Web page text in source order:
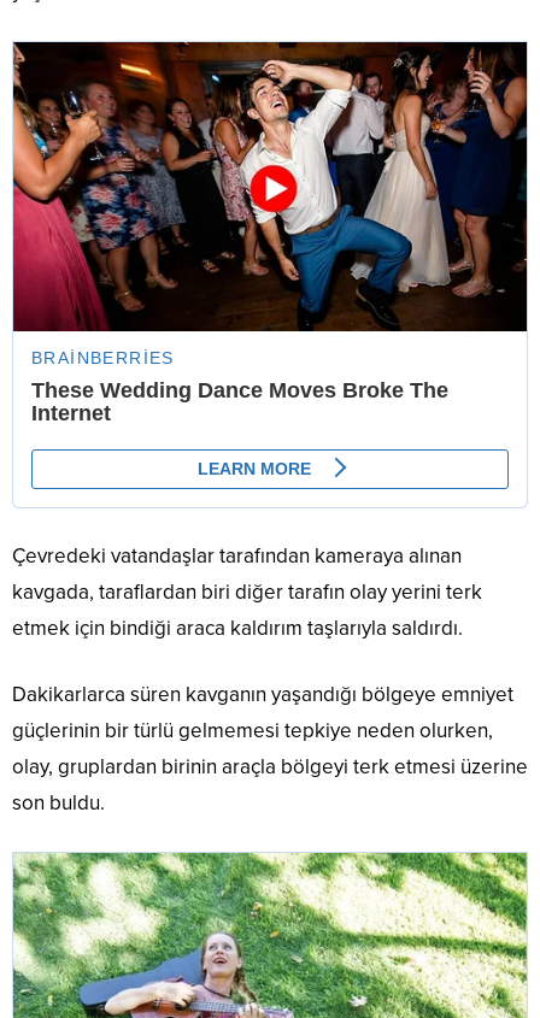
Çevredeki vatandaşlar tarafından kameraya alınan
kavgada, taraflardan biri diğer tarafın olay yerini terk
etmek için bindiği araca kaldırım taşlarıyla saldırdı.
Dakikarlarca süren kavganın yaşandığı bölgeye emniyet
güçlerinin bir türlü gelmemesi tepkiye neden olurken,
olay, gruplardan birinin araçla bölgeyi terk etmesi üzerine
son buldu.